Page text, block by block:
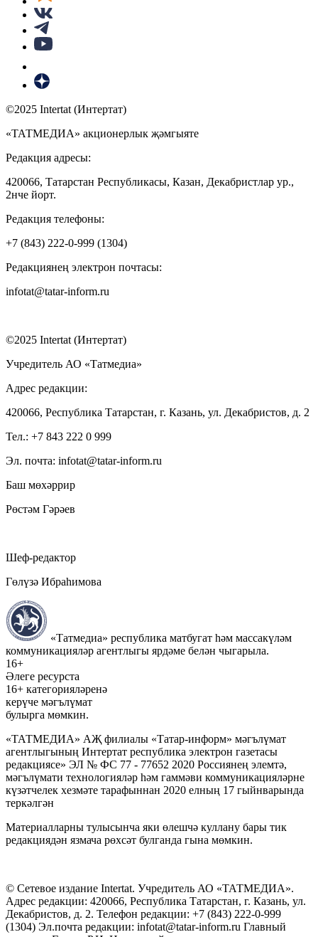
©2025 Intertat (Интертат)
«ТАТМЕДИА» акционерлык җәмгыяте
Редакция адресы:
420066, Татарстан Республикасы, Казан, Декабристлар ур.,
2нче йорт.
Редакция телефоны:
+7 (843) 222-0-999 (1304)
Редакциянең электрон почтасы:
infotat@tatar-inform.ru
©2025 Intertat (Интертат)
Учредитель АО «Татмедиа»
Адрес редакции:
420066, Республика Татарстан, г. Казань, ул. Декабристов, д. 2
Тел.: +7 843 222 0 999
Эл. почта: infotat@tatar-inform.ru
Баш мөхәррир
Рөстәм Гәрәев
Шеф-редактор
Гөлүзә Ибраһимова
«Татмедиа» республика матбугат һәм массакүләм
коммуникацияләр агентлыгы ярдәме белән чыгарыла.
16+
Әлеге ресурста
16+ категорияләренә
керүче мәгълүмат
булырга мөмкин.
«ТАТМЕДИА» АҖ филиалы «Татар-информ» мәгълүмат
агентлыгының Интертат республика электрон газетасы
редакциясе» ЭЛ № ФС 77 - 77652 2020 Россиянең элемтә,
мәгълүмати технологияләр һәм гаммәви коммуникацияләрне
күзәтчелек хезмәте тарафыннан 2020 елның 17 гыйнварында
теркәлгән
Материалларны тулысынча яки өлешчә куллану бары тик
редакциядән язмача рөхсәт булганда гына мөмкин.
© Сетевое издание Intertat. Учредитель АО «ТАТМЕДИА».
Адрес редакции: 420066, Республика Татарстан, г. Казань, ул.
Декабристов, д. 2. Телефон редакции: +7 (843) 222-0-999
(1304) Эл.почта редакции: infotat@tatar-inform.ru Главный